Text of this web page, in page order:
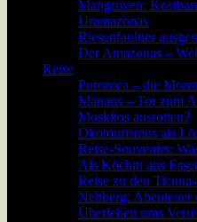
Mangroven:
Uramazonas
Riesenfaultier
Der Amazonas –
Reise
Pororoca – die
Manaus – Tor zum
Moskitos ausrotten?
Ökotourismus als
Reise-Souvenirs:
Als Köchin aus
Reise zu den
Nehberg: Abenteuer
Überleben ums